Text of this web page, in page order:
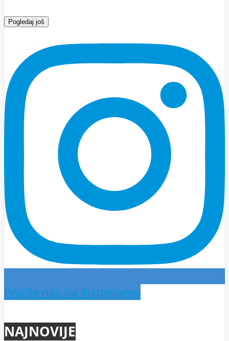
Pogledaj još
Pratite nas na Instagramu
NAJNOVIJE